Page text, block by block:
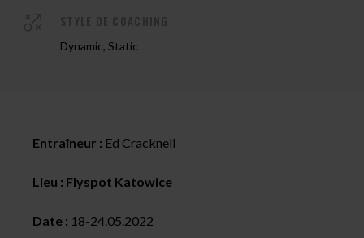
Dynamic, Static
Entraîneur : Ed Cracknell
Lieu : Flyspot Katowice
Date : 18-24.05.2022